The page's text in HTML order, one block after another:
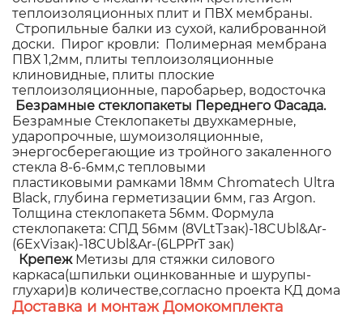
теплоизоляционных плит и ПВХ мембраны.
Стропильные балки из сухой, калиброванной
доски. Пирог кровли: Полимерная мембрана
ПВХ 1,2мм, плиты теплоизоляционные
клиновидные, плиты плоские
теплоизоляционные, паробарьер, водосточка
Безрамные стеклопакеты Переднего Фасада.
Безрамные Стеклопакеты двухкамерные,
ударопрочные, шумоизоляционные,
энергосберегающие из тройного закаленного
стекла 8-6-6мм,с тепловыми
пластиковыми рамками 18мм Chromatech Ultra
Black, глубина герметизации 6мм, газ Argon.
Толщина стеклопакета 56мм. Формула
стеклопакета: СПД 56мм (8VLtTзак)-18CUbl&Ar-
(6ExViзак)-18CUbl&Ar-(6LPPrT зак)
Крепеж Метизы для стяжки силового
каркаса(шпильки оцинкованные и шурупы-
глухари)в количестве,согласно проекта КД дома
Доставка и монтаж Домокомплекта